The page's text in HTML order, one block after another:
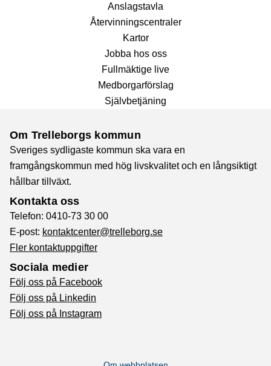
Anslags­tavla
Återvinnings­centraler
Kartor
Jobba hos oss
Fullmäktige live
Medborgarförslag
Självbetjäning
Om Trelleborgs kommun
Sveriges sydligaste kommun ska vara en
framgångskommun med hög livskvalitet och en långsiktigt
hållbar tillväxt.
Kontakta oss
Telefon: 0410-73 30 00
E-post: kontaktcenter@trelleborg.se
Fler kontaktuppgifter
Sociala medier
Följ oss på Facebook
Följ oss på Linkedin
Följ oss på Instagram